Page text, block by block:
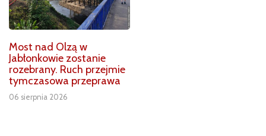
Most nad Olzą w
Jabłonkowie zostanie
rozebrany. Ruch przejmie
tymczasowa przeprawa
06 sierpnia 2026